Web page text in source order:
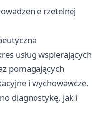
rzetelnej
usług wspierających
pomagających
i wychowawcze.
diagnostykę, jak i